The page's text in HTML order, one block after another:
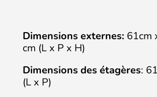
Dimensions externes: 61cm
cm (L x P x H)
Dimensions des étagères:
(L x P)